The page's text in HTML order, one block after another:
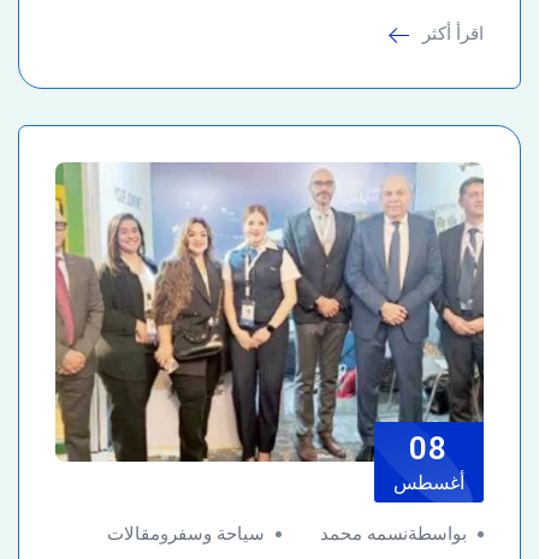
اقرأ أكثر
08
أغسطس
بواسطةنسمه محمد سياحة وسفر ومقالات